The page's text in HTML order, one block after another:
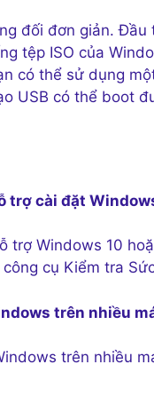
đối đơn giản.
tệp ISO của
có thể sử dụng
USB có thể boot
cài đặt
trợ Windows 10
cụ Kiểm tra
trên nhiều
trên nhiều